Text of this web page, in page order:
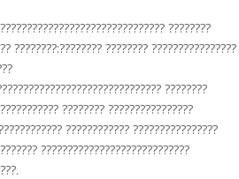
????????
???????? ????????????????
????????
???????? ????????????????
???????????? ????????????????
????????????????????????????